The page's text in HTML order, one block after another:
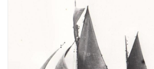
NIEUWE TIJDSCHRIFTEN